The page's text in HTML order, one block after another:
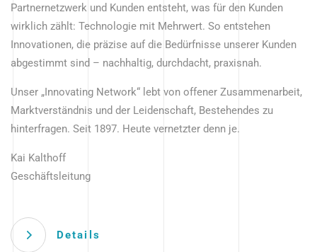
Partnernetzwerk und Kunden entsteht, was für den Kunden
wirklich zählt: Technologie mit Mehrwert. So entstehen
Innovationen, die präzise auf die Bedürfnisse unserer Kunden
abgestimmt sind – nachhaltig, durchdacht, praxisnah.
Unser „Innovating Network“ lebt von offener Zusammenarbeit,
Marktverständnis und der Leidenschaft, Bestehendes zu
hinterfragen. Seit 1897. Heute vernetzter denn je.
Kai Kalthoff
Geschäftsleitung
Details